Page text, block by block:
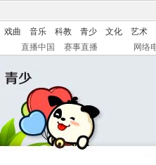
戏曲 音乐 科教 青少 文化
艺术
直播中国 赛事直播 网络